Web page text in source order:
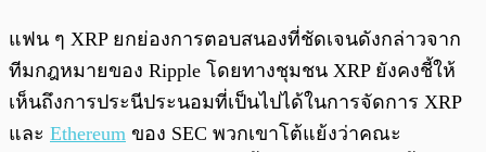
แฟน ๆ XRP ยกย่องการตอบสนองที่ชัดเจนดังกล่าวจาก
ทีมกฎหมายของ Ripple โดยทางชุมชน XRP ยังคงชี้ให้
เห็นถึงการประนีประนอมที่เป็นไปได้ในการจัดการ XRP
และ Ethereum ของ SEC พวกเขาโต้แย้งว่าคณะ